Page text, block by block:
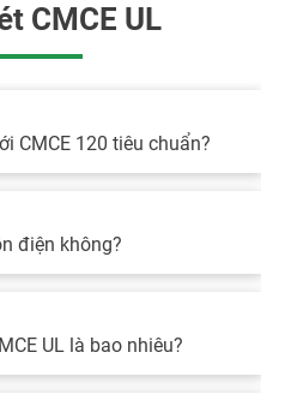
CMCE UL
CMCE 120 tiêu chuẩn?
điện không?
UL là bao nhiêu?